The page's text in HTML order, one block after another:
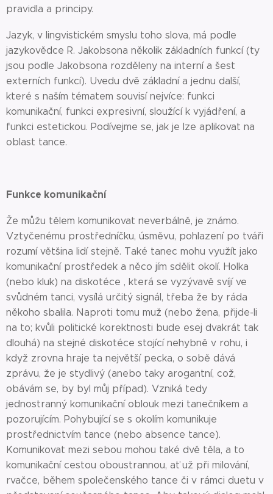
pravidla a principy.
Jazyk, v lingvistickém smyslu toho slova, má podle
jazykovědce R. Jakobsona několik základních funkcí (ty
jsou podle Jakobsona rozděleny na interní a šest
externích funkcí). Uvedu dvě základní a jednu další,
které s naším tématem souvisí nejvíce: funkci
komunikační, funkci expresivní, sloužící k vyjádření, a
funkci estetickou. Podívejme se, jak je lze aplikovat na
oblast tance.
Funkce komunikační
Že můžu tělem komunikovat neverbálně, je známo.
Vztyčenému prostředníčku, úsměvu, pohlazení po tváři
rozumí většina lidí stejně. Také tanec mohu využít jako
komunikační prostředek a něco jím sdělit okolí. Holka
(nebo kluk) na diskotéce , která se vyzývavě svíjí ve
svůdném tanci, vysílá určitý signál, třeba že by ráda
někoho sbalila. Naproti tomu muž (nebo žena, přijde-li
na to; kvůli politické korektnosti bude esej dvakrát tak
dlouhá) na stejné diskotéce stojící nehybně v rohu, i
když zrovna hraje ta největší pecka, o sobě dává
zprávu, že je stydlivý (anebo taky arogantní, což,
obávám se, by byl můj případ). Vzniká tedy
jednostranný komunikační oblouk mezi tanečníkem a
pozorujícím. Pohybující se s okolím komunikuje
prostřednictvím tance (nebo absence tance).
Komunikovat mezi sebou mohou také dvě těla, a to
komunikační cestou oboustrannou, ať už při milování,
rvačce, během společenského tance či v rámci duetu v